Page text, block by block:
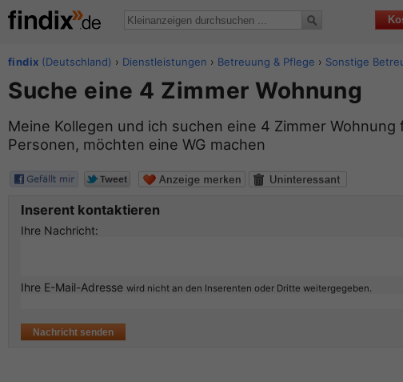
findix (Deutschland) › Dienstleistungen › Betreuung & Pflege › Sonstige
Suche eine 4 Zimmer Wohnung
Meine Kollegen und ich suchen eine 4 Zimmer Wohnung
Personen, möchten eine WG machen
Inserent kontaktieren
Ihre Nachricht:
Ihre E-Mail-Adresse wird nicht an den Inserenten oder Dritte weitergegeben.